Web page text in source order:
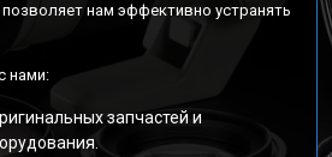
нам эффективно устранять
нами:
запчастей и